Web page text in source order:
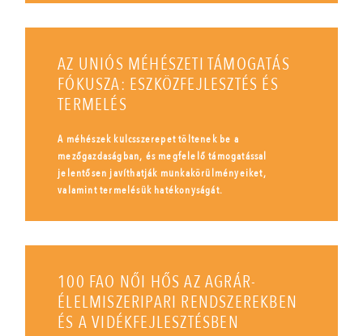
AZ UNIÓS MÉHÉSZETI TÁMOGATÁS
FÓKUSZA: ESZKÖZFEJLESZTÉS ÉS
TERMELÉS
A méhészek kulcsszerepet töltenek be a
mezőgazdaságban, és megfelelő támogatással
jelentősen javíthatják munkakörülményeiket,
valamint termelésük hatékonyságát.
100 FAO NŐI HŐS AZ AGRÁR-
ÉLELMISZERIPARI RENDSZEREKBEN
ÉS A VIDÉKFEJLESZTÉSBEN